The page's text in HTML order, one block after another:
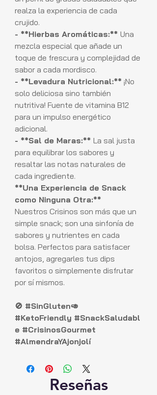
realza la experiencia de cada
crujido.
- **Hierbas Aromáticas:** Una
mezcla especial que añade un
toque de frescura y complejidad de
sabor a cada mordisco.
- **Levadura Nutricional:** ¡No
solo deliciosa sino también
nutritiva! Fuente de vitamina B12
para un impulso energético
adicional.
- **Sal de Maras:** La sal justa
para equilibrar los sabores y
resaltar las notas naturales de
cada ingrediente.
**Una Experiencia de Snack
como Ninguna Otra:**
Nuestros Crisinos son más que un
simple snack; son una sinfonía de
sabores y nutrientes en cada
bolsa. Perfectos para satisfacer
antojos, agregarles tus dips
favoritos o simplemente disfrutar
por sí mismos.
🚫 #SinGluten🥑
#KetoFriendly #SnackSaludabl
e #CrisinosGourmet
#AlmendraYAjonjolí
Reseñas